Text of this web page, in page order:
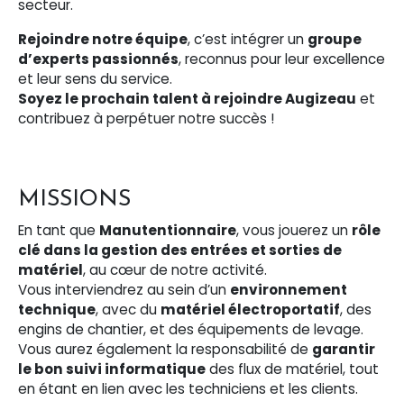
secteur.
Rejoindre notre équipe, c’est intégrer un groupe
d’experts passionnés, reconnus pour leur excellence
et leur sens du service.
Soyez le prochain talent à rejoindre Augizeau et
contribuez à perpétuer notre succès !
MISSIONS
En tant que Manutentionnaire, vous jouerez un rôle
clé dans la gestion des entrées et sorties de
matériel, au cœur de notre activité.
Vous interviendrez au sein d’un environnement
technique, avec du matériel électroportatif, des
engins de chantier, et des équipements de levage.
Vous aurez également la responsabilité de garantir
le bon suivi informatiquedes flux de matériel, tout
en étant en lien avec les techniciens et les clients.